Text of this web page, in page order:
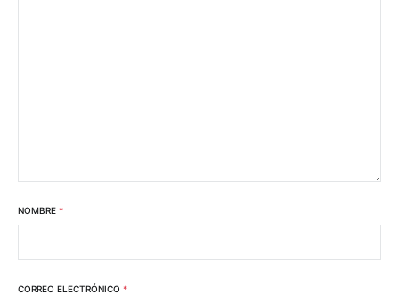
NOMBRE *
CORREO ELECTRÓNICO *